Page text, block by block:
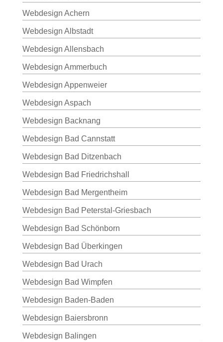
Webdesign Achern
Webdesign Albstadt
Webdesign Allensbach
Webdesign Ammerbuch
Webdesign Appenweier
Webdesign Aspach
Webdesign Backnang
Webdesign Bad Cannstatt
Webdesign Bad Ditzenbach
Webdesign Bad Friedrichshall
Webdesign Bad Mergentheim
Webdesign Bad Peterstal-Griesbach
Webdesign Bad Schönborn
Webdesign Bad Überkingen
Webdesign Bad Urach
Webdesign Bad Wimpfen
Webdesign Baden-Baden
Webdesign Baiersbronn
Webdesign Balingen